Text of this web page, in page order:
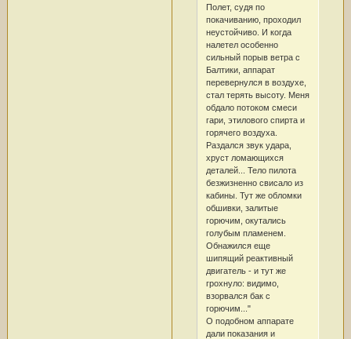
Полет, судя по
покачиванию, проходил
неустойчиво. И когда
налетел особенно
сильный порыв ветра с
Балтики, аппарат
перевернулся в воздухе,
стал терять высоту. Меня
обдало потоком смеси
гари, этилового спирта и
горячего воздуха.
Раздался звук удара,
хруст ломающихся
деталей... Тело пилота
безжизненно свисало из
кабины. Тут же обломки
обшивки, залитые
горючим, окутались
голубым пламенем.
Обнажился еще
шипящий реактивный
двигатель - и тут же
грохнуло: видимо,
взорвался бак с
горючим..."
О подобном аппарате
дали показания и